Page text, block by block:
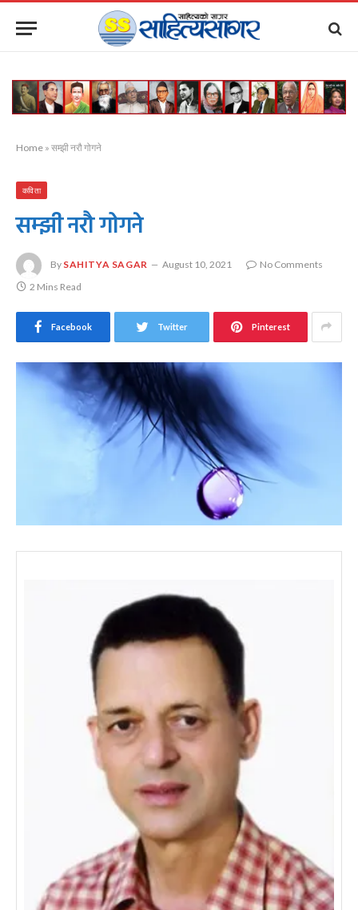
Home » सम्झी नरौ गोगने
कविता
सम्झी नरौ गोगने
By SAHITYA SAGAR August 10, 2021
No Comments
2 Mins Read
Facebook Twitter Pinterest